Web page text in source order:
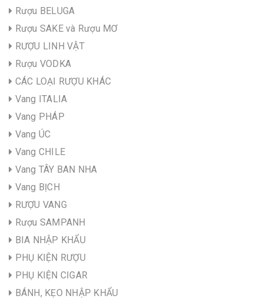
Rượu BELUGA
Rượu SAKE và Rượu MƠ
RƯỢU LINH VẬT
Rượu VODKA
CÁC LOẠI RƯỢU KHÁC
Vang ITALIA
Vang PHÁP
Vang ÚC
Vang CHILE
Vang TÂY BAN NHA
Vang BỊCH
RƯỢU VANG
Rượu SAMPANH
BIA NHẬP KHẨU
PHỤ KIỆN RƯỢU
PHỤ KIỆN CIGAR
BÁNH, KẸO NHẬP KHẨU